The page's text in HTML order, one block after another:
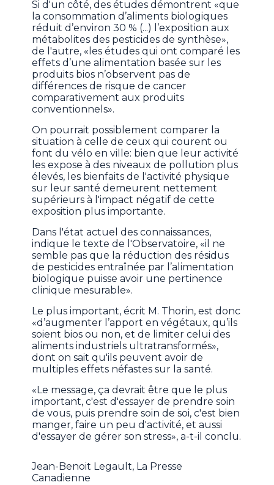
Si d'un côté, des études démontrent «que
la consommation d’aliments biologiques
réduit d’environ 30 % (...) l’exposition aux
métabolites des pesticides de synthèse»,
de l'autre, «les études qui ont comparé les
effets d’une alimentation basée sur les
produits bios n’observent pas de
différences de risque de cancer
comparativement aux produits
conventionnels».
On pourrait possiblement comparer la
situation à celle de ceux qui courent ou
font du vélo en ville: bien que leur activité
les expose à des niveaux de pollution plus
élevés, les bienfaits de l'activité physique
sur leur santé demeurent nettement
supérieurs à l'impact négatif de cette
exposition plus importante.
Dans l'état actuel des connaissances,
indique le texte de l'Observatoire, «il ne
semble pas que la réduction des résidus
de pesticides entraînée par l’alimentation
biologique puisse avoir une pertinence
clinique mesurable».
Le plus important, écrit M. Thorin, est donc
«d’augmenter l’apport en végétaux, qu’ils
soient bios ou non, et de limiter celui des
aliments industriels ultratransformés»,
dont on sait qu'ils peuvent avoir de
multiples effets néfastes sur la santé.
«Le message, ça devrait être que le plus
important, c'est d'essayer de prendre soin
de vous, puis prendre soin de soi, c'est bien
manger, faire un peu d'activité, et aussi
d'essayer de gérer son stress», a-t-il conclu.
Jean-Benoit Legault, La Presse
Canadienne